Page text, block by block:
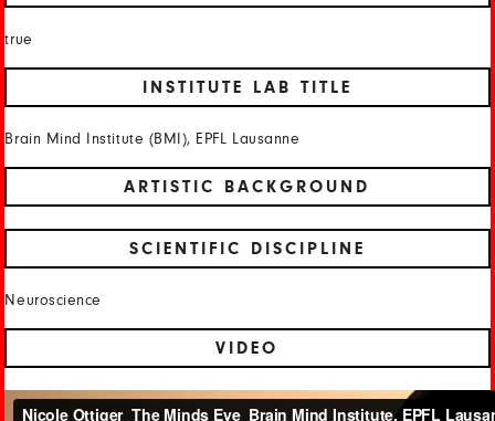
true
INSTITUTE LAB TITLE
Brain Mind Institute (BMI), EPFL Lausanne
ARTISTIC BACKGROUND
SCIENTIFIC DISCIPLINE
Neuroscience
VIDEO